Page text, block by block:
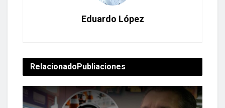
Eduardo López
RelacionadoPubliaciones